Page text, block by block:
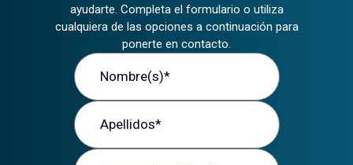
ayudarte. Completa el formulario o utiliza
cualquiera de las opciones a continuación para
ponerte en contacto.
Nombre (s)
Apellidos
Correo electrónico